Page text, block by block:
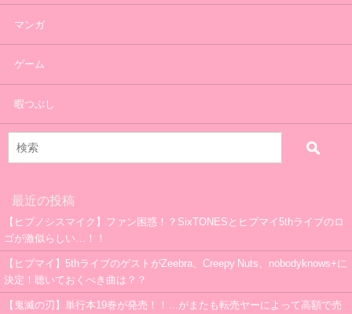
マンガ
ゲーム
暇つぶし
最近の投稿
【ヒプノシスマイク】ファン困惑！？SixTONESとヒプマイ5thライブのロ
ゴが激似らしい…！！
【ヒプマイ】5thライブのゲストがZeebra、Creepy Nuts、nobodyknows+に
決定！聴いておくべき曲は？？
【鬼滅の刃】単行本19巻が発売！！…がまたも転売ヤーによって高額で売